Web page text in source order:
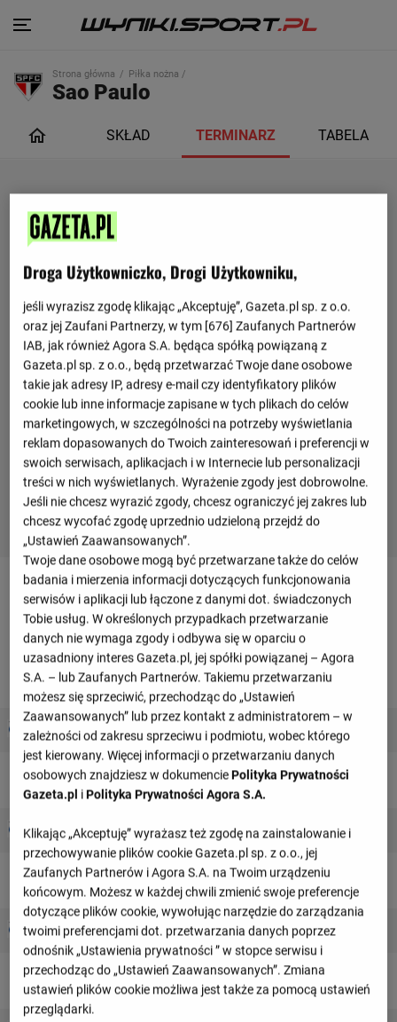
Strona główna Piłka nożna /
Sao Paulo
SKŁAD TERMINARZ TABELA
Terminarz drużyny
Sierpień 2026
Gremio
2 : 1
0 : 1
Sao Paulo
niedziela, 16 sierpnia
Sao Paulo
00:00
Coritiba
niedziela, 23 sierpnia
Chapecoense AF
- : -
21:30
Sao Paulo
niedziela, 30 sierpnia
Droga Użytkowniczko, Drogi Użytkowniku,
jeśli wyrazisz zgodę klikając „Akceptuję”, Gazeta.pl sp. z o.o.
oraz jej Zaufani Partnerzy, w tym [676] Zaufanych Partnerów
IAB, jak również Agora S.A. będąca spółką powiązaną z
Gazeta.pl sp. z o.o., będą przetwarzać Twoje dane osobowe
takie jak adresy IP, adresy e-mail czy identyfikatory plików
cookie lub inne informacje zapisane w tych plikach do celów
marketingowych, w szczególności na potrzeby wyświetlania
reklam dopasowanych do Twoich zainteresowań i preferencji w
swoich serwisach, aplikacjach i w Internecie lub personalizacji
treści w nich wyświetlanych. Wyrażenie zgody jest dobrowolne.
Jeśli nie chcesz wyrazić zgody, chcesz ograniczyć jej zakres lub
chcesz wycofać zgodę uprzednio udzieloną przejdź do
„Ustawień Zaawansowanych”.
Twoje dane osobowe mogą być przetwarzane także do celów
badania i mierzenia informacji dotyczących funkcjonowania
serwisów i aplikacji lub łączone z danymi dot. świadczonych
Tobie usług. W określonych przypadkach przetwarzanie
danych nie wymaga zgody i odbywa się w oparciu o
uzasadniony interes Gazeta.pl, jej spółki powiązanej – Agora
S.A. – lub Zaufanych Partnerów. Takiemu przetwarzaniu
możesz się sprzeciwić, przechodząc do „Ustawień
Zaawansowanych” lub przez kontakt z administratorem – w
zależności od zakresu sprzeciwu i podmiotu, wobec którego
jest kierowany. Więcej informacji o przetwarzaniu danych
osobowych znajdziesz w dokumenciePolityka Prywatności
Gazeta.pl iPolityka Prywatności Agora S.A.
Klikając „Akceptuję” wyrażasz też zgodę na zainstalowanie i
przechowywanie plików cookie Gazeta.pl sp. z o.o., jej
Zaufanych Partnerów i Agora S.A. na Twoim urządzeniu
końcowym. Możesz w każdej chwili zmienić swoje preferencje
dotyczące plików cookie, wywołując narzędzie do zarządzania
twoimi preferencjami dot. przetwarzania danych poprzez
odnośnik „Ustawienia prywatności ” w stopce serwisu i
przechodząc do „Ustawień Zaawansowanych”. Zmiana
ustawień plików cookie możliwa jest także za pomocą ustawień
przeglądarki.